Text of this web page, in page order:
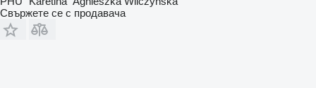
Свържете се с продавача